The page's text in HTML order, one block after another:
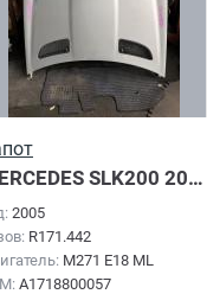
SLK200 2005г.
2005
R171.442
M271 E18 ML
A1718800057